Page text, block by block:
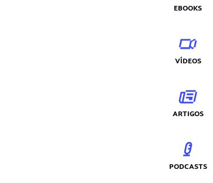
EBOOKS
VÍDEOS
ARTIGOS
PODCASTS